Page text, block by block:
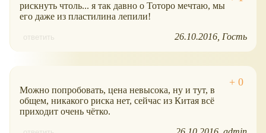
рискнуть чтоль... я так давно о Тоторо мечтаю, мы
его даже из пластилина лепили!
ответить 26.10.2016 Гость
Можно попробовать, цена невысока, ну и тут, в
общем, никакого риска нет, сейчас из Китая всё
приходит очень чётко.